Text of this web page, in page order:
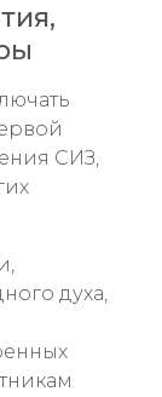
СИЗ,
духа,